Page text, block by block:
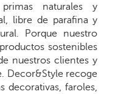
naturales y
libre de parafina y
Porque nuestro
sostenibles
nuestros clientes y
Decor&Style recoge
decorativas, faroles,